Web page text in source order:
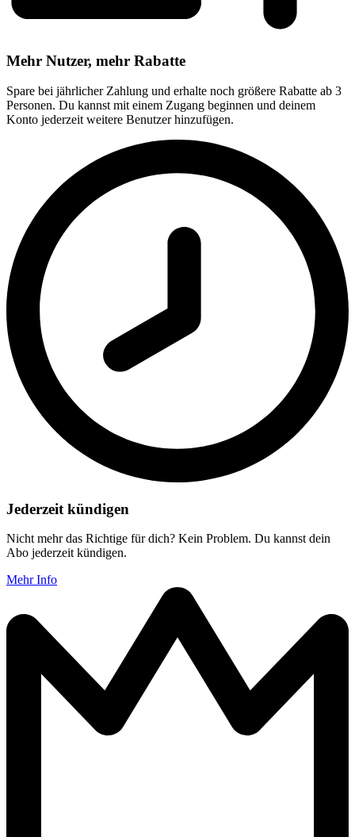
Mehr Nutzer, mehr Rabatte
Spare bei jährlicher Zahlung und erhalte noch größere Rabatte ab 3
Personen. Du kannst mit einem Zugang beginnen und deinem
Konto jederzeit weitere Benutzer hinzufügen.
Jederzeit kündigen
Nicht mehr das Richtige für dich? Kein Problem. Du kannst dein
Abo jederzeit kündigen.
Mehr Info